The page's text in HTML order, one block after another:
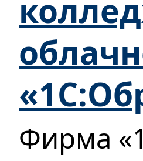
Фирма